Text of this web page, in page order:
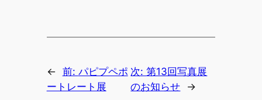
← 前: パピプペポ
ートレート展
次:第13回写真展
のお知らせ
→